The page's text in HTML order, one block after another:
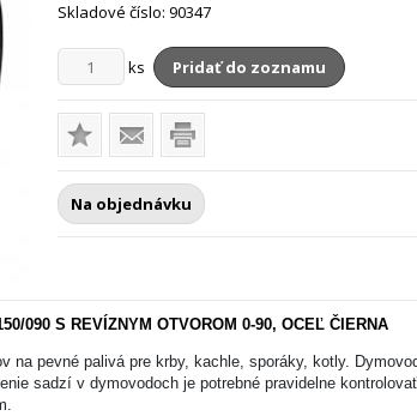
Skladové číslo: 90347
ks Pridať do zoznamu
Na objednávku
090 S REVÍZNYM OTVOROM 0-90, OCEĽ ČIERNA
na pevné palivá pre krby, kachle, sporáky, kotly.
sadzí v dymovodoch je potrebné pravidelne